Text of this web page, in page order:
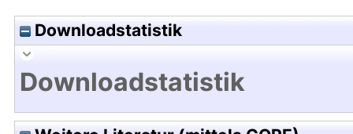
Downloadstatistik
Downloadstatistik